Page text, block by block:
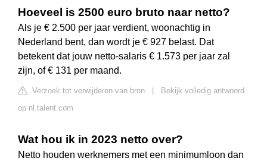
Hoeveel is 2500 euro bruto naar netto?
Als je € 2.500 per jaar verdient, woonachtig in
Nederland bent, dan wordt je € 927 belast. Dat
betekent dat jouw netto-salaris € 1.573 per jaar zal
zijn, of € 131 per maand.
Verzoek tot verwijderen van bron
Bekijk volledig antwoord
op nl.talent.com
Wat hou ik in 2023 netto over?
Netto houden werknemers met een minimumloon dan